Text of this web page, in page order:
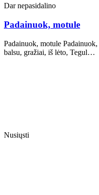
Dar nepasidalino
Padainuok, motule
Padainuok, motule
balsu, gražiai, iš lėto, Tegul…
Nusiųsti